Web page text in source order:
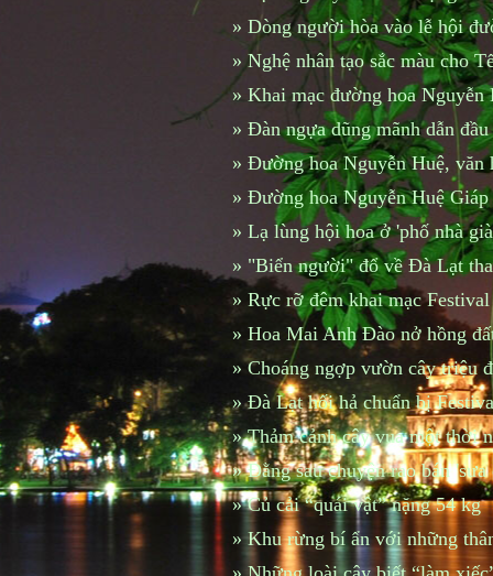
» Dòng người hòa vào lễ hội
»Nghệ nhân tạo sắc màu cho
» Khai mạc đường hoa
» Đàn ngựa dũng mãnh dẫn
» Đường hoa Nguyễn Huệ, văn
» Đường hoa Nguyễn Huệ
» Lạ lùng hội hoa ở 'phố nhà
» "Biển người" đổ về Đà Lạt
» Rực rỡ đêm khai mạc
» Hoa Mai Anh Đào nở hồng
»Choáng ngợp vườn cây triệu
»Đà Lạt hối hả chuẩn bị
»Thảm cảnh cây vua một thời
»Đằng sau chuyện rao bán
»Củ cải “quái vật” nặng 54 kg
» Khu rừng bí ẩn với những